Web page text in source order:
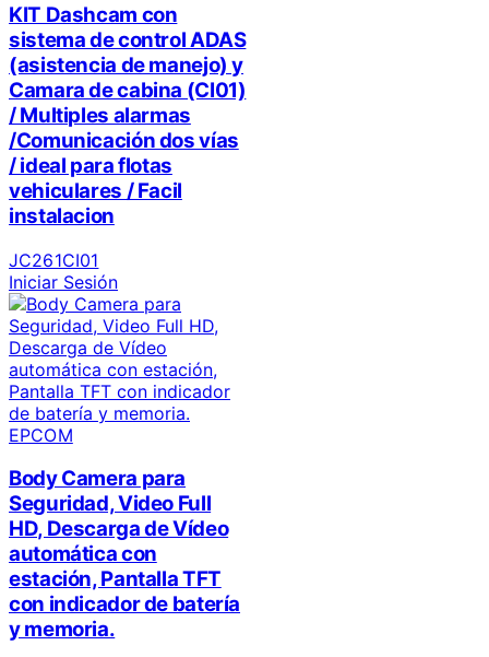
KIT Dashcam con
sistema de control ADAS
(asistencia de manejo) y
Camara de cabina (CI01)
/ Multiples alarmas
/Comunicación dos vías
/ ideal para flotas
vehiculares / Facil
instalacion
JC261CI01
Iniciar Sesión
EPCOM
Body Camera para
Seguridad, Video Full
HD, Descarga de Vídeo
automática con
estación, Pantalla TFT
con indicador de batería
y memoria.